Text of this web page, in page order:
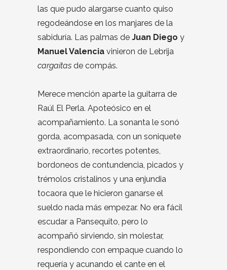
las que pudo alargarse cuanto quiso
regodeándose en los manjares de la
sabiduría. Las palmas de Juan Diego y
Manuel Valencia vinieron de Lebrija
cargaítas de compás.
Merece mención aparte la guitarra de
Raúl El Perla. Apoteósico en el
acompañamiento. La sonanta le sonó
gorda, acompasada, con un soniquete
extraordinario, recortes potentes,
bordoneos de contundencia, picados y
trémolos cristalinos y una enjundia
tocaora que le hicieron ganarse el
sueldo nada más empezar. No era fácil
escudar a Pansequito, pero lo
acompañó sirviendo, sin molestar,
respondiendo con empaque cuando lo
requería y acunando el cante en el